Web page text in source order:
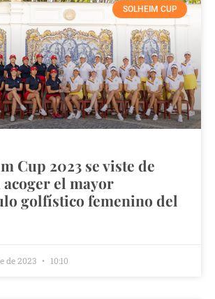
SOLHEIM CUP
Cup 2023 se viste de
el mayor
golfístico femenino del
de 2023 10:10